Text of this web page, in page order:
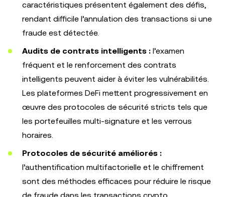
caractéristiques présentent également des défis,
rendant difficile l’annulation des transactions si une
fraude est détectée.
Audits de contrats intelligents : l’examen
fréquent et le renforcement des contrats
intelligents peuvent aider à éviter les vulnérabilités.
Les plateformes DeFi mettent progressivement en
œuvre des protocoles de sécurité stricts tels que
les portefeuilles multi-signature et les verrous
horaires.
Protocoles de sécurité améliorés :
l’authentification multifactorielle et le chiffrement
sont des méthodes efficaces pour réduire le risque